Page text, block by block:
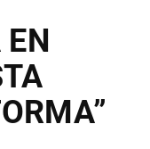
EN